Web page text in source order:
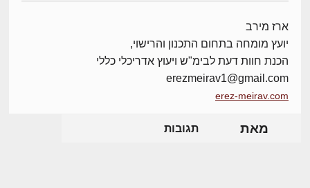
ארז מירב
יועץ מומחה בתחום התכנון והרישוי,
הכנת חוות דעת לבימ"ש ויעוץ אדריכלי כללי
erezmeirav1@gmail.com
erez-meirav.com
מאת תגובות